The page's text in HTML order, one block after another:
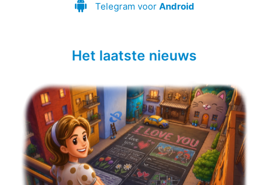
Telegram voor Android
Het laatste nieuws